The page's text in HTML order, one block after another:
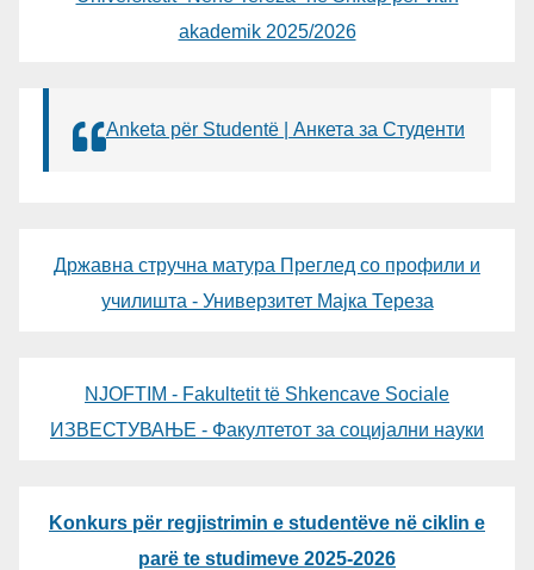
akademik 2025/2026
Anketa për Studentë | Анкета за Студенти
Државна стручна матура Преглед со профили и
училишта - Универзитет Мајка Тереза
NJOFTIM - Fakultetit të Shkencave Sociale
ИЗВЕСТУВАЊЕ - Факултетот за социјални науки
Konkurs për regjistrimin e studentëve në ciklin e
parë te studimeve 2025-2026